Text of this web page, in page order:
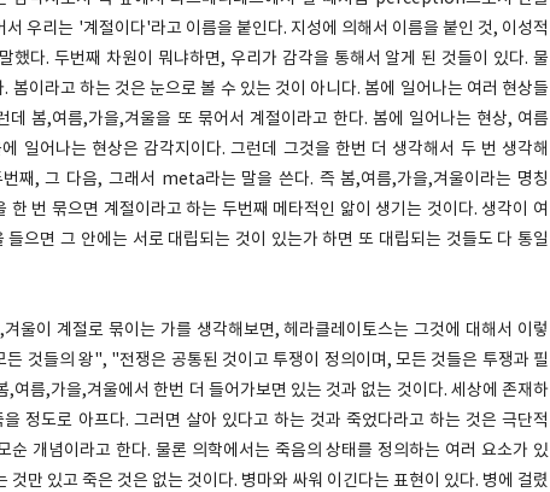
우리는 '계절이다'라고 이름을 붙인다. 지성에 의해서 이름을 붙인 것, 이성적
했다. 두번째 차원이 뭐냐하면, 우리가 감각을 통해서 알게 된 것들이 있다. 물
봄이라고 하는 것은 눈으로 볼 수 있는 것이 아니다. 봄에 일어나는 여러 현상들
데 봄,여름,가을,겨울을 또 묶어서 계절이라고 한다. 봄에 일어나는 현상, 여름
일어나는 현상은 감각지이다. 그런데 그것을 한번 더 생각해서 두 번 생각해
째, 그 다음, 그래서 meta라는 말을 쓴다. 즉 봄,여름,가을,겨울이라는 명칭
번 묶으면 계절이라고 하는 두번째 메타적인 앎이 생기는 것이다. 생각이 여
으면 그 안에는 서로 대립되는 것이 있는가 하면 또 대립되는 것들도 다 통일
울이 계절로 묶이는 가를 생각해보면, 헤라클레이토스는 그것에 대해서 이렇
것들의 왕", "전쟁은 공통된 것이고 투쟁이 정의이며, 모든 것들은 투쟁과 필
여름,가을,겨울에서 한번 더 들어가보면 있는 것과 없는 것이다. 세상에 존재하
정도로 아프다. 그러면 살아 있다고 하는 것과 죽었다라고 하는 것은 극단적
순 개념이라고 한다. 물론 의학에서는 죽음의 상태를 정의하는 여러 요소가 있
만 있고 죽은 것은 없는 것이다. 병마와 싸워 이긴다는 표현이 있다. 병에 걸렸